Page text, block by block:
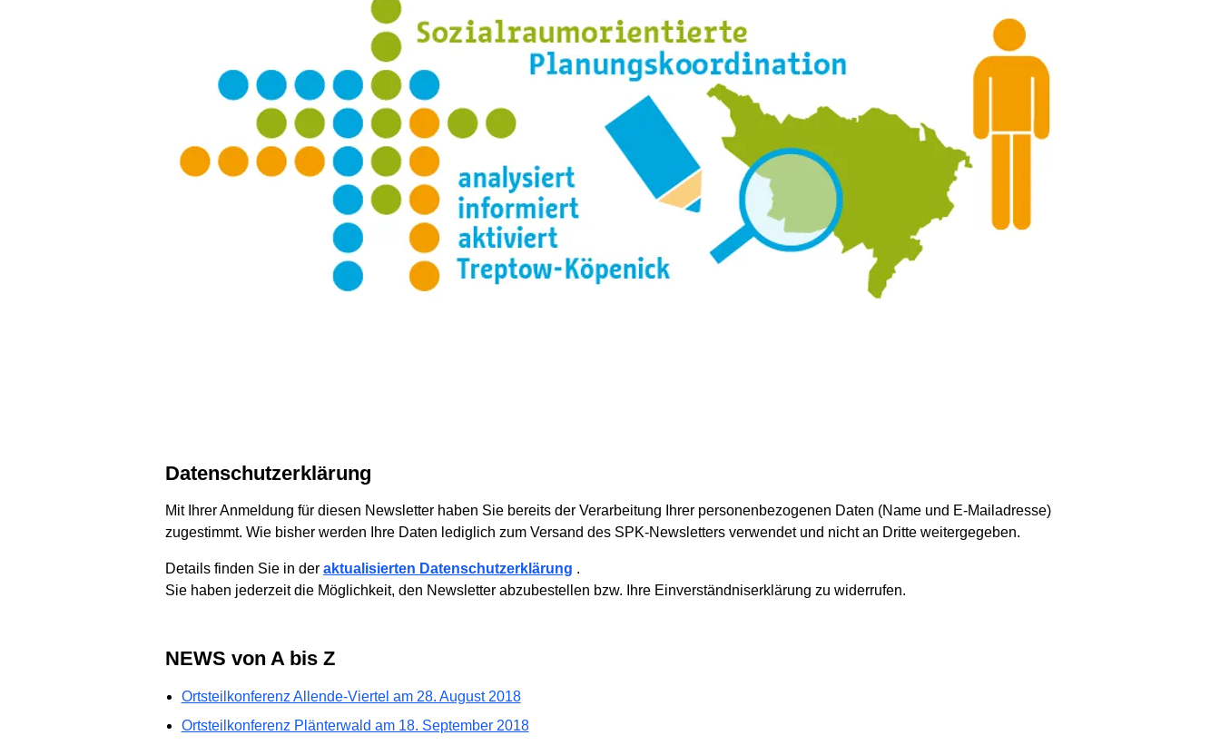
Datenschutzerklärung
Mit Ihrer Anmeldung für diesen Newsletter haben Sie bereits der Verarbeitung Ihrer personenbezogenen Daten (Name und E-Mailadresse)
zugestimmt. Wie bisher werden Ihre Daten lediglich zum Versand des SPK-Newsletters verwendet und nicht an Dritte weitergegeben.
Details finden Sie in der aktualisierten Datenschutzerklärung .
Sie haben jederzeit die Möglichkeit, den Newsletter abzubestellen bzw. Ihre Einverständniserklärung zu widerrufen.
NEWS von A bis Z
Ortsteilkonferenz Allende-Viertel am 28. August 2018
Ortsteilkonferenz Plänterwald am 18. September 2018